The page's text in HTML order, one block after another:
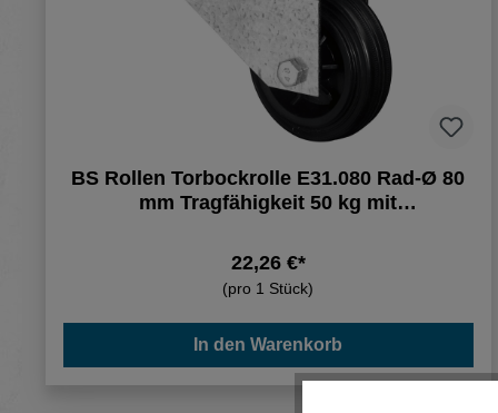
BS Rollen Torbockrolle E31.080 Rad-Ø 80
mm Tragfähigkeit 50 kg mit
22,26 €*
(pro 1 Stück)
In den Warenkorb